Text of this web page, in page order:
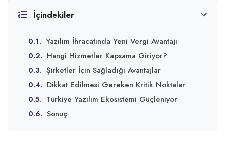
İçindekiler
0.1. Yazılım İhracatında Yeni Vergi Avantajı
0.2. Hangi Hizmetler Kapsama Giriyor?
0.3. Şirketler İçin Sağladığı Avantajlar
0.4. Dikkat Edilmesi Gereken Kritik Noktalar
0.5. Türkiye Yazılım Ekosistemi Güçleniyor
0.6. Sonuç